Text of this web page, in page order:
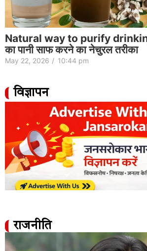
Natural way to purify
का पानी साफ करने का नेचुरल तरीका
May 22, 2026 / 10:44 pm
विज्ञापन
राजनीति